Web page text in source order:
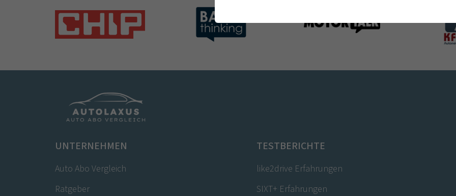
UNTERNEHMEN
Auto Abo Vergleich
Ratgeber
TESTBERICHTE
like2drive Erfahrungen
SIXT+ Erfahrungen